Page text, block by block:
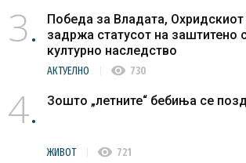
3
Победа за Владата, Охридскиот
задржа статусот на заштитено
културно наследство
АКТУЕЛНО visibility 730
4 Зошто „летните“ бебиња се
ЖИВОТ visibility 721